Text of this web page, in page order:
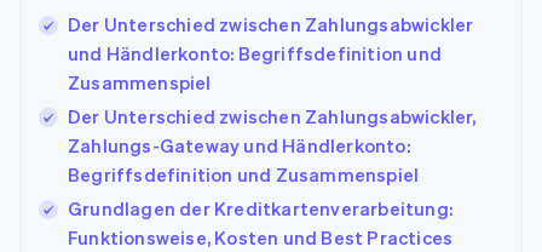
Der Unterschied zwischen Zahlungsabwickler
und Händlerkonto: Begriffsdefinition und
Zusammenspiel
Der Unterschied zwischen Zahlungsabwickler,
Zahlungs-Gateway und Händlerkonto:
Begriffsdefinition und Zusammenspiel
Grundlagen der Kreditkartenverarbeitung:
Funktionsweise, Kosten und Best Practices
Japan
日本語English
English Français
Kroatien
EnglishItaliano
Lettland
English
Liechtenstein
DeutschEnglish